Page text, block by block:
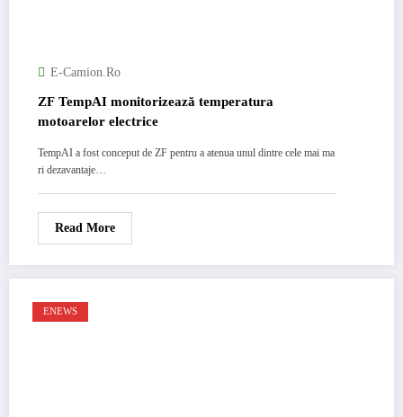
E-Camion.ro
ZF TempAI monitorizează temperatura
motoarelor electrice
TempAI a fost conceput de ZF pentru a atenua unul dintre cele mai ma
ri dezavantaje…
Read More
ENEWS